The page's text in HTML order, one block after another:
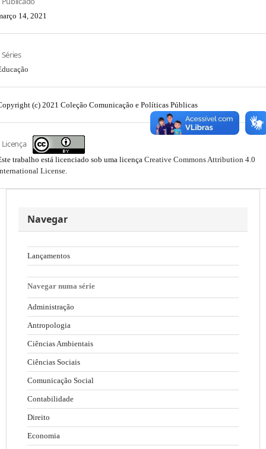
14, 2021
Séries
(c) 2021 Coleção Comunicação e Políticas Públicas
Licença
trabalho está licenciado sob uma licença Creative Commons Attribution 4.0
License.
Navegar
Lançamentos
Navegar numa série
Administração
Antropologia
Ciências Ambientais
Ciências Sociais
Comunicação Social
Contabilidade
Direito
Economia